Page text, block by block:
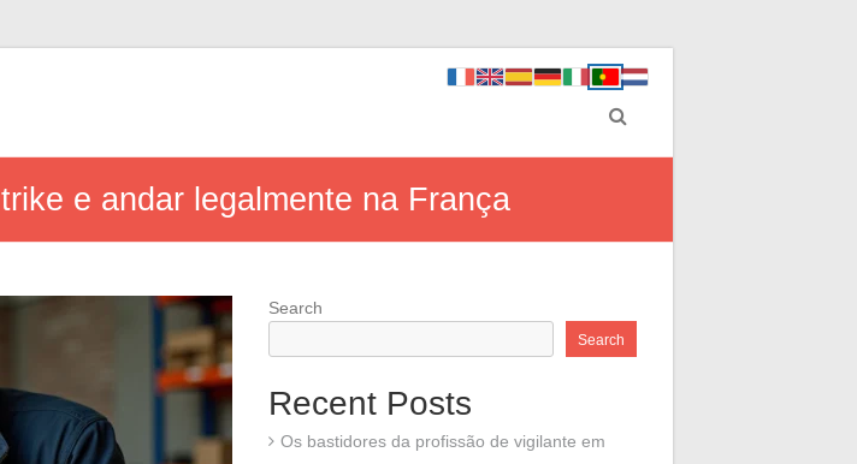
e andar legalmente na França
Search
Search
Recent Posts
Os bastidores da profissão de vigilante em